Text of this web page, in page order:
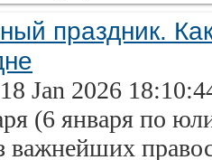
праздник.
Jan 2026
(6 января по
важнейших